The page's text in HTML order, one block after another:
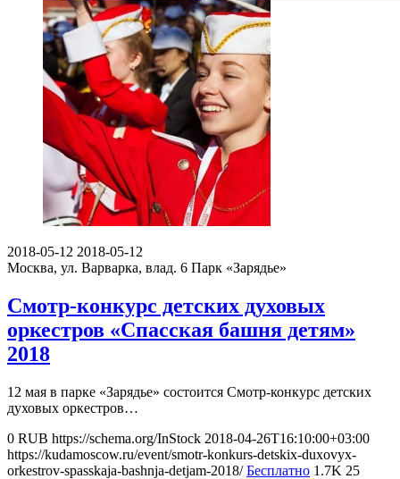
2018-05-12 2018-05-12
Москва, ул. Варварка, влад. 6 Парк «Зарядье»
Смотр-конкурс детских духовых
оркестров «Спасская башня детям»
2018
12 мая в парке «Зарядье» состоится Смотр-конкурс детских
духовых оркестров…
0 RUB https://schema.org/InStock 2018-04-26T16:10:00+03:00
https://kudamoscow.ru/event/smotr-konkurs-detskix-duxovyx-
orkestrov-spasskaja-bashnja-detjam-2018/ Бесплатно 1.7K 25